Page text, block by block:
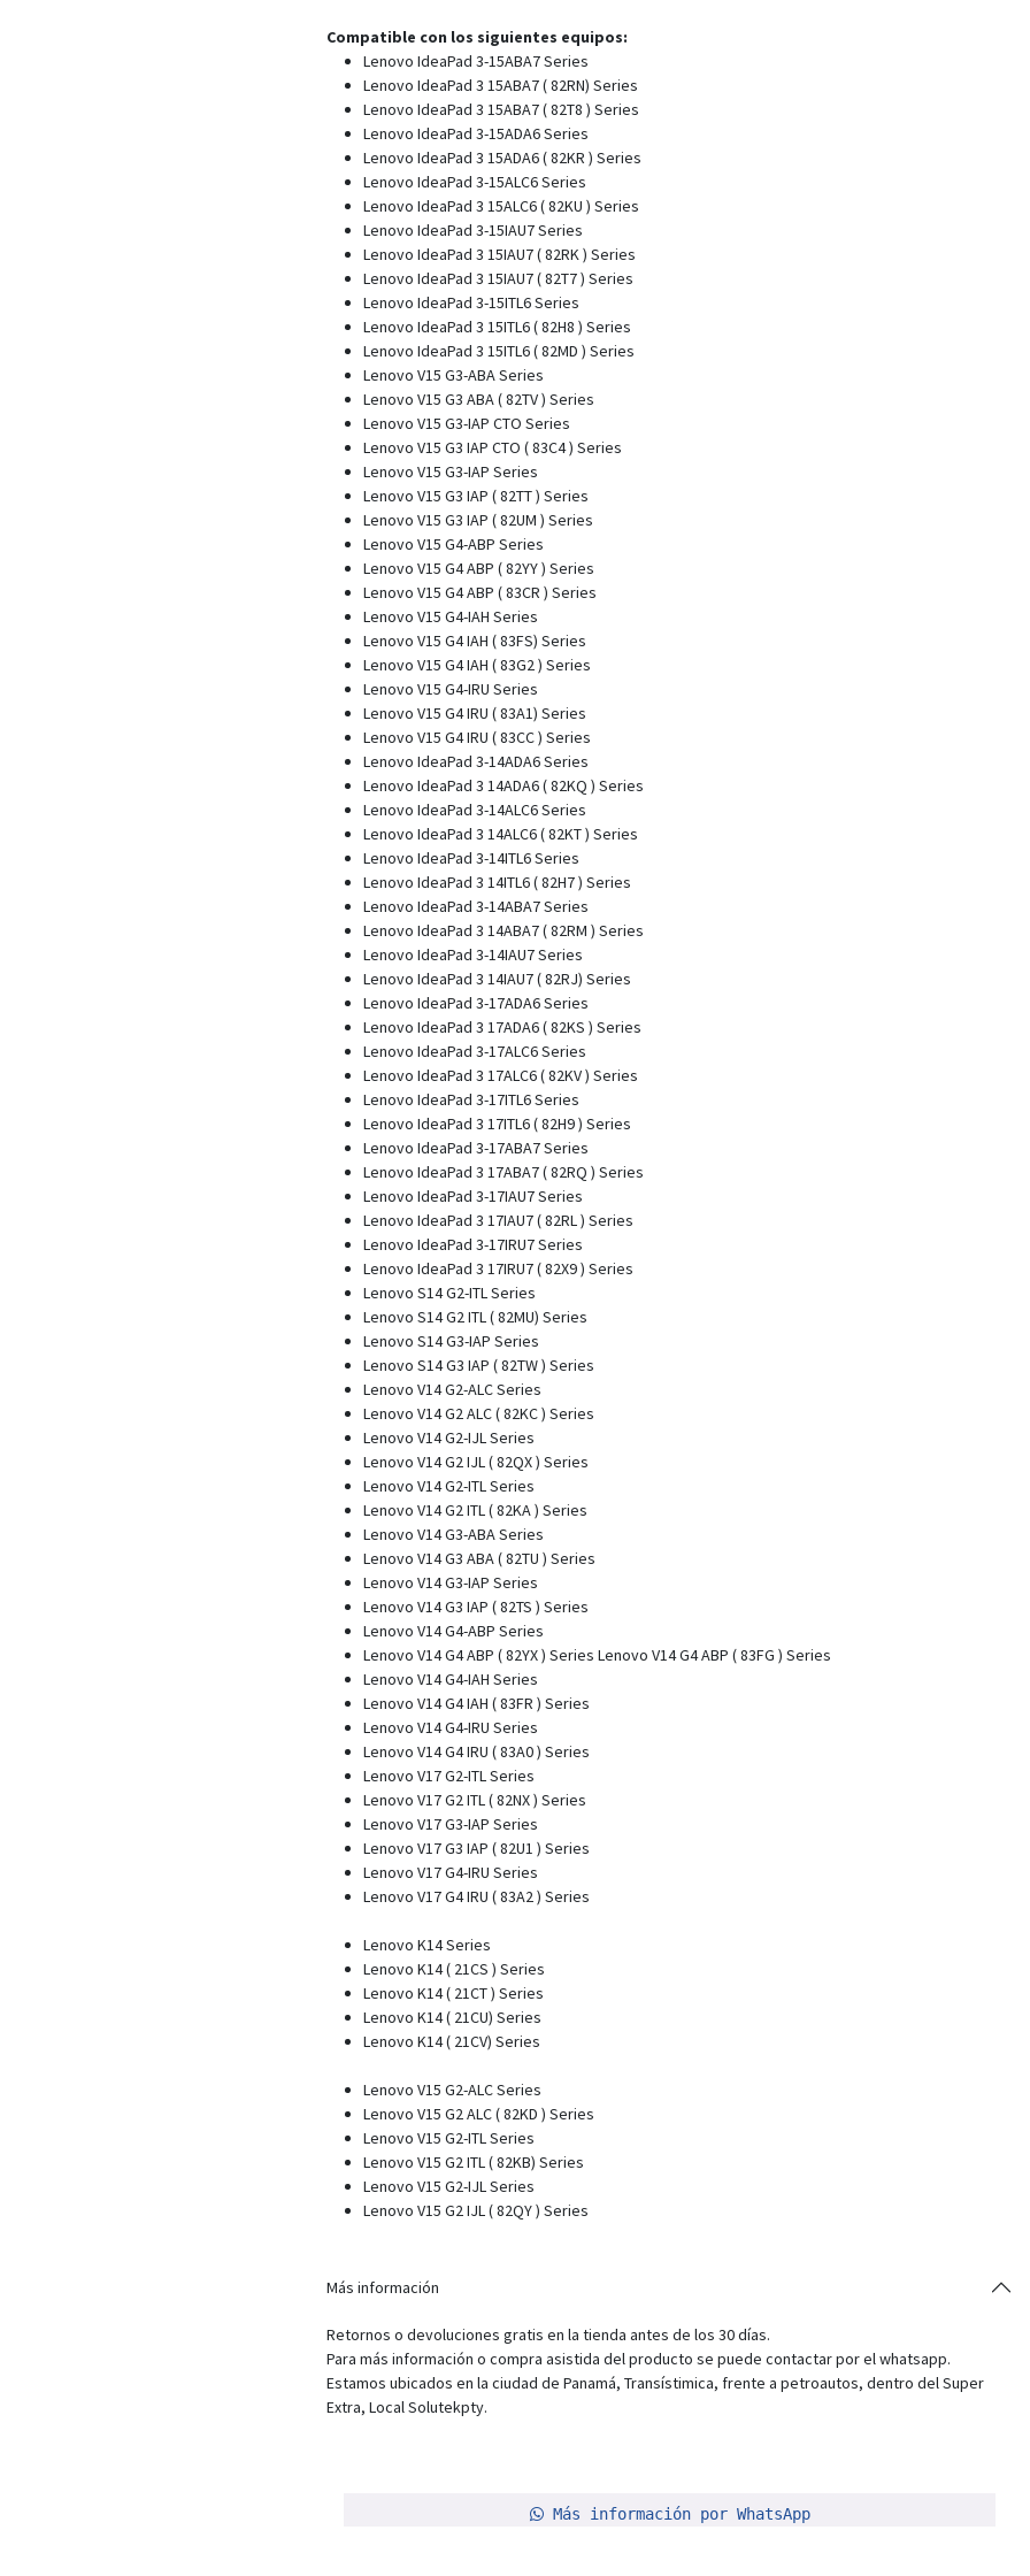
Compatible con los siguientes equipos:
Lenovo IdeaPad 3-15ABA7 Series
Lenovo IdeaPad 3 15ABA7 ( 82RN) Series
Lenovo IdeaPad 3 15ABA7 ( 82T8 ) Series
Lenovo IdeaPad 3-15ADA6 Series
Lenovo IdeaPad 3 15ADA6 ( 82KR ) Series
Lenovo IdeaPad 3-15ALC6 Series
Lenovo IdeaPad 3 15ALC6 ( 82KU ) Series
Lenovo IdeaPad 3-15IAU7 Series
Lenovo IdeaPad 3 15IAU7 ( 82RK ) Series
Lenovo IdeaPad 3 15IAU7 ( 82T7 ) Series
Lenovo IdeaPad 3-15ITL6 Series
Lenovo IdeaPad 3 15ITL6 ( 82H8 ) Series
Lenovo IdeaPad 3 15ITL6 ( 82MD ) Series
Lenovo V15 G3-ABA Series
Lenovo V15 G3 ABA ( 82TV ) Series
Lenovo V15 G3-IAP CTO Series
Lenovo V15 G3 IAP CTO ( 83C4 ) Series
Lenovo V15 G3-IAP Series
Lenovo V15 G3 IAP ( 82TT ) Series
Lenovo V15 G3 IAP ( 82UM ) Series
Lenovo V15 G4-ABP Series
Lenovo V15 G4 ABP ( 82YY ) Series
Lenovo V15 G4 ABP ( 83CR ) Series
Lenovo V15 G4-IAH Series
Lenovo V15 G4 IAH ( 83FS) Series
Lenovo V15 G4 IAH ( 83G2 ) Series
Lenovo V15 G4-IRU Series
Lenovo V15 G4 IRU ( 83A1) Series
Lenovo V15 G4 IRU ( 83CC ) Series
Lenovo IdeaPad 3-14ADA6 Series
Lenovo IdeaPad 3 14ADA6 ( 82KQ ) Series
Lenovo IdeaPad 3-14ALC6 Series
Lenovo IdeaPad 3 14ALC6 ( 82KT ) Series
Lenovo IdeaPad 3-14ITL6 Series
Lenovo IdeaPad 3 14ITL6 ( 82H7 ) Series
Lenovo IdeaPad 3-14ABA7 Series
Lenovo IdeaPad 3 14ABA7 ( 82RM ) Series
Lenovo IdeaPad 3-14IAU7 Series
Lenovo IdeaPad 3 14IAU7 ( 82RJ) Series
Lenovo IdeaPad 3-17ADA6 Series
Lenovo IdeaPad 3 17ADA6 ( 82KS ) Series
Lenovo IdeaPad 3-17ALC6 Series
Lenovo IdeaPad 3 17ALC6 ( 82KV ) Series
Lenovo IdeaPad 3-17ITL6 Series
Lenovo IdeaPad 3 17ITL6 ( 82H9 ) Series
Lenovo IdeaPad 3-17ABA7 Series
Lenovo IdeaPad 3 17ABA7 ( 82RQ ) Series
Lenovo IdeaPad 3-17IAU7 Series
Lenovo IdeaPad 3 17IAU7 ( 82RL ) Series
Lenovo IdeaPad 3-17IRU7 Series
Lenovo IdeaPad 3 17IRU7 ( 82X9 ) Series
Lenovo S14 G2-ITL Series
Lenovo S14 G2 ITL ( 82MU) Series
Lenovo S14 G3-IAP Series
Lenovo S14 G3 IAP ( 82TW ) Series
Lenovo V14 G2-ALC Series
Lenovo V14 G2 ALC ( 82KC ) Series
Lenovo V14 G2-IJL Series
Lenovo V14 G2 IJL ( 82QX ) Series
Lenovo V14 G2-ITL Series
Lenovo V14 G2 ITL ( 82KA ) Series
Lenovo V14 G3-ABA Series
Lenovo V14 G3 ABA ( 82TU ) Series
Lenovo V14 G3-IAP Series
Lenovo V14 G3 IAP ( 82TS ) Series
Lenovo V14 G4-ABP Series
Lenovo V14 G4 ABP ( 82YX ) Series Lenovo V14 G4 ABP ( 83FG ) Series
Lenovo V14 G4-IAH Series
Lenovo V14 G4 IAH ( 83FR ) Series
Lenovo V14 G4-IRU Series
Lenovo V14 G4 IRU ( 83A0 ) Series
Lenovo V17 G2-ITL Series
Lenovo V17 G2 ITL ( 82NX ) Series
Lenovo V17 G3-IAP Series
Lenovo V17 G3 IAP ( 82U1 ) Series
Lenovo V17 G4-IRU Series
Lenovo V17 G4 IRU ( 83A2 ) Series
Lenovo K14 Series
Lenovo K14 ( 21CS ) Series
Lenovo K14 ( 21CT ) Series
Lenovo K14 ( 21CU) Series
Lenovo K14 ( 21CV) Series
Lenovo V15 G2-ALC Series
Lenovo V15 G2 ALC ( 82KD ) Series
Lenovo V15 G2-ITL Series
Lenovo V15 G2 ITL ( 82KB) Series
Lenovo V15 G2-IJL Series
Lenovo V15 G2 IJL ( 82QY ) Series
Más información
Retornos o devoluciones gratis en la tienda antes de los 30 días.
Para más información o compra asistida del producto se puede contactar por el whatsapp.
Estamos ubicados en la ciudad de Panamá, Transístimica, frente a petroautos, dentro del Super
Extra, Local Solutekpty.
Más información por WhatsApp